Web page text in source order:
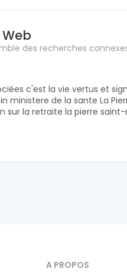
des recherches
c'est la vie vertus et
ministere de la sante La
sur la retraite la pierre
A PROPOS